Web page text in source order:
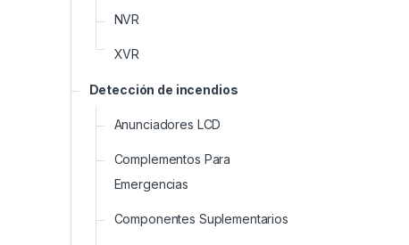
NVR
XVR
Detección de incendios
Anunciadores LCD
Complementos Para
Emergencias
Componentes Suplementarios